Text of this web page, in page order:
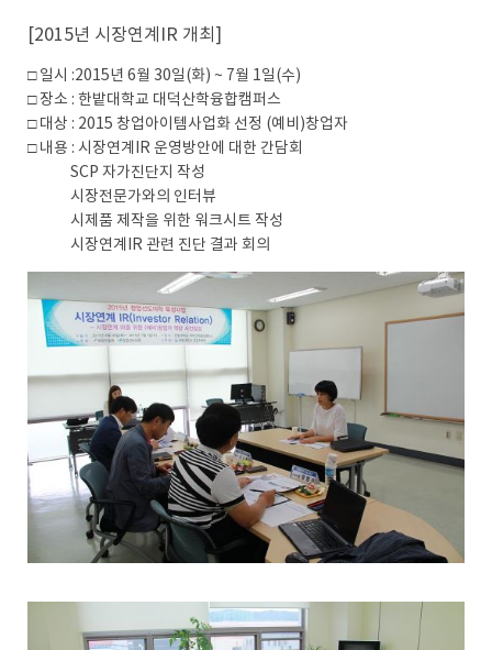
[2015년 시장연계IR 개최]
□ 일시 :2015년 6월 30일(화) ~ 7월 1일(수)
□ 장소 : 한밭대학교 대덕산학융합캠퍼스
□ 대상 : 2015 창업아이템사업화 선정 (예비)창업자
□ 내용 : 시장연계IR 운영방안에 대한 간담회
SCP 자가진단지 작성
시장전문가와의 인터뷰
시제품 제작을 위한 워크시트 작성
시장연계IR 관련 진단 결과 회의